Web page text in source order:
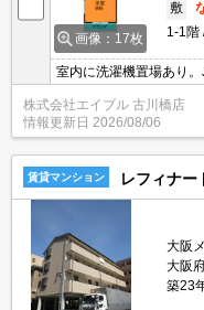
画像：17枚
敷
1-1階
室内に洗濯機置場あり
り。クレジットポイン
探しの方に。
株式会社エイブル 古川橋店
情報更新日 2026/08/06
賃貸マンション レフィナー
大阪
大阪
築23